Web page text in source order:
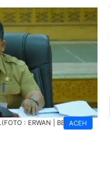
ACEH
: ERWAN | BERNAS)